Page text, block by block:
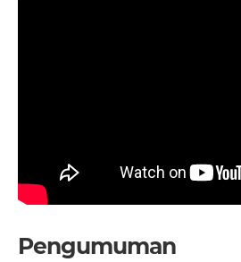
Pengumuman